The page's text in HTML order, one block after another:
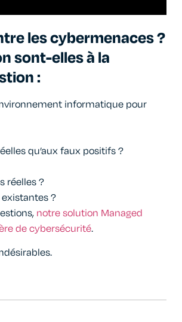
les cybermenaces ?
sont-elles à la
:
informatique pour
qu’aux faux positifs ?
réelles ?
?
notre solution Managed
de cybersécurité.